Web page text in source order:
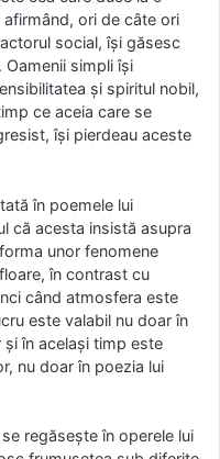
ori de câte ori
social, îşi găsesc
Oamenii simpli îşi
şi spiritul nobil,
ce aceia care se
îşi pierdeau aceste
în poemele lui
că acesta insistă asupra
unor fenomene
în contrast cu
când atmosfera este
este valabil nu doar în
în acelaşi timp este
nu doar în poezia lui
regăseşte în operele lui